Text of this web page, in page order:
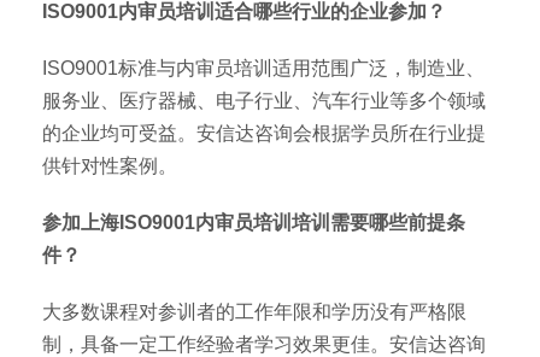
ISO9001内审员培训适合哪些行业的企业参加？
ISO9001标准与内审员培训适用范围广泛，制造业、
服务业、医疗器械、电子行业、汽车行业等多个领域
的企业均可受益。安信达咨询会根据学员所在行业提
供针对性案例。
参加上海ISO9001内审员培训培训需要哪些前提条
件？
大多数课程对参训者的工作年限和学历没有严格限
制，具备一定工作经验者学习效果更佳。安信达咨询